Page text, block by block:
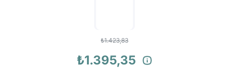
₺1.423,83
₺1.395,35